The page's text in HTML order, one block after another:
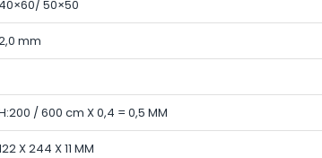
50×50
mm
/ 600 cm X 0,4 = 0,5 MM
X 244 X 11 MM